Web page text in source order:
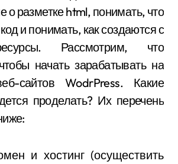
о разметке html, понимать, что
и понимать, как создаются с
Рассмотрим, что
начать зарабатывать на
сайтов WodrPress. Какие
проделать? Их перечень
и хостинг (осуществить